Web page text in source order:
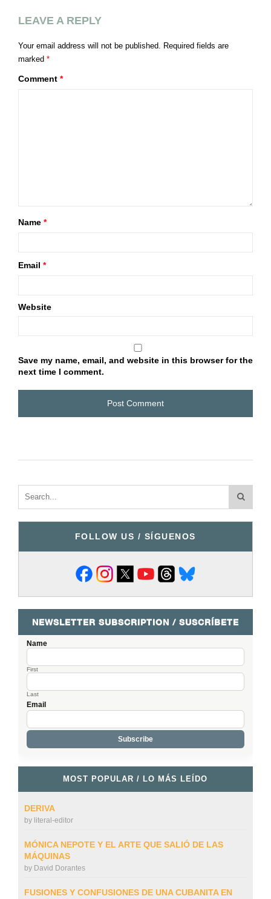
LEAVE A REPLY
Your email address will not be published.
Required fields are
marked *
Comment *
Name *
Email *
Website
Save my name, email, and website in this browser for the
next time I comment.
FOLLOW US / SÍGUENOS
NEWSLETTER SUBSCRIPTION / SUSCRÍBETE
Name
First
Last
Email
MOST POPULAR / LO MÁS LEÍDO
DERIVA
by literal-editor
MÓNICA NEPOTE Y EL ARTE QUE SALIÓ DE LAS
MÁQUINAS
by David Dorantes
FUSIONES Y CONFUSIONES DE UNA CUBANITA EN